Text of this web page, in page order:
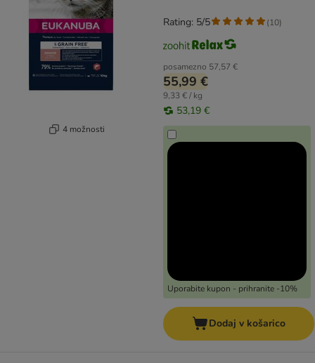
4 možnosti
posamezno 57,57 €
55,99 €
9,33 € / kg
53,19 €
Uporabite kupon - prihranite -10%
Rating: 5/5 (10)
Dodaj v košarico